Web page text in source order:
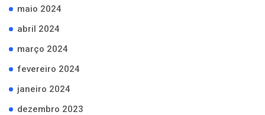
maio 2024
abril 2024
março 2024
fevereiro 2024
janeiro 2024
dezembro 2023